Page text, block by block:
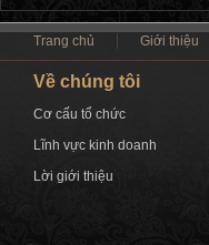
Trang chủ Giới thiệu
Về chúng tôi
Cơ cấu tổ chức
Lĩnh vực kinh doanh
Lời giới thiệu